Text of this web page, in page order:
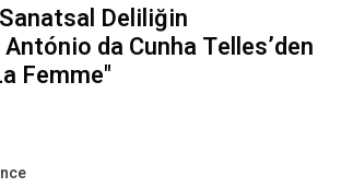
Deliliğin
da Cunha Telles’den
Femme"